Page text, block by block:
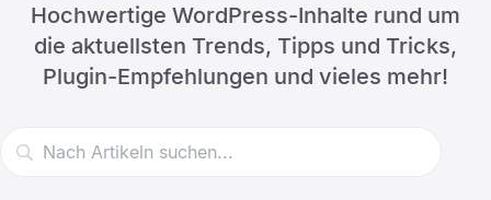
Hochwertige WordPress-Inhalte rund um
die aktuellsten Trends, Tipps und Tricks,
Plugin-Empfehlungen und vieles mehr!